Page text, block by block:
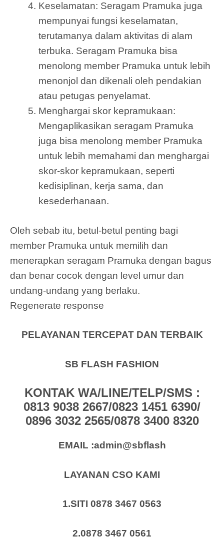
Keselamatan: Seragam Pramuka juga
mempunyai fungsi keselamatan,
terutamanya dalam aktivitas di alam
terbuka. Seragam Pramuka bisa
menolong member Pramuka untuk lebih
menonjol dan dikenali oleh pendakian
atau petugas penyelamat.
Menghargai skor kepramukaan:
Mengaplikasikan seragam Pramuka
juga bisa menolong member Pramuka
untuk lebih memahami dan menghargai
skor-skor kepramukaan, seperti
kedisiplinan, kerja sama, dan
kesederhanaan.
Oleh sebab itu, betul-betul penting bagi
member Pramuka untuk memilih dan
menerapkan seragam Pramuka dengan bagus
dan benar cocok dengan level umur dan
undang-undang yang berlaku.
Regenerate response
PELAYANAN TERCEPAT DAN TERBAIK
SB FLASH FASHION
KONTAK WA/LINE/TELP/SMS :
0813 9038 2667/0823 1451 6390/
0896 3032 2565/0878 3400 8320
EMAIL :admin@sbflash
LAYANAN CSO KAMI
1.SITI 0878 3467 0563
2.0878 3467 0561